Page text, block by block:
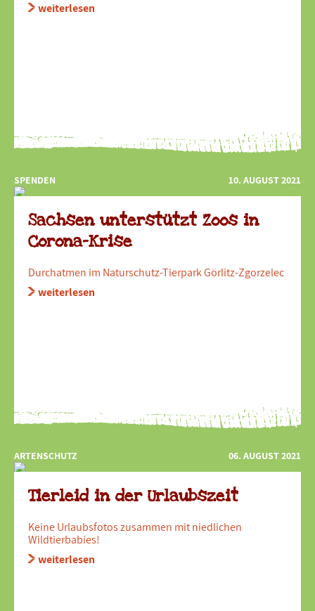
weiterlesen
SPENDEN 10. AUGUST 2021
Sachsen unterstützt Zoos in
Corona-Krise
Durchatmen im Naturschutz-Tierpark Görlitz-Zgorzelec
weiterlesen
ARTENSCHUTZ 06. AUGUST 2021
Tierleid in der Urlaubszeit
Keine Urlaubsfotos zusammen mit niedlichen
Wildtierbabies!
weiterlesen